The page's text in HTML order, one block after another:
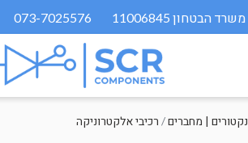
073-7025576
רכיבי אלקטרוניקה /| מחברים